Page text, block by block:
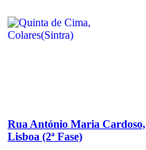
Rua António Maria Cardoso,
Lisboa (2ª Fase)